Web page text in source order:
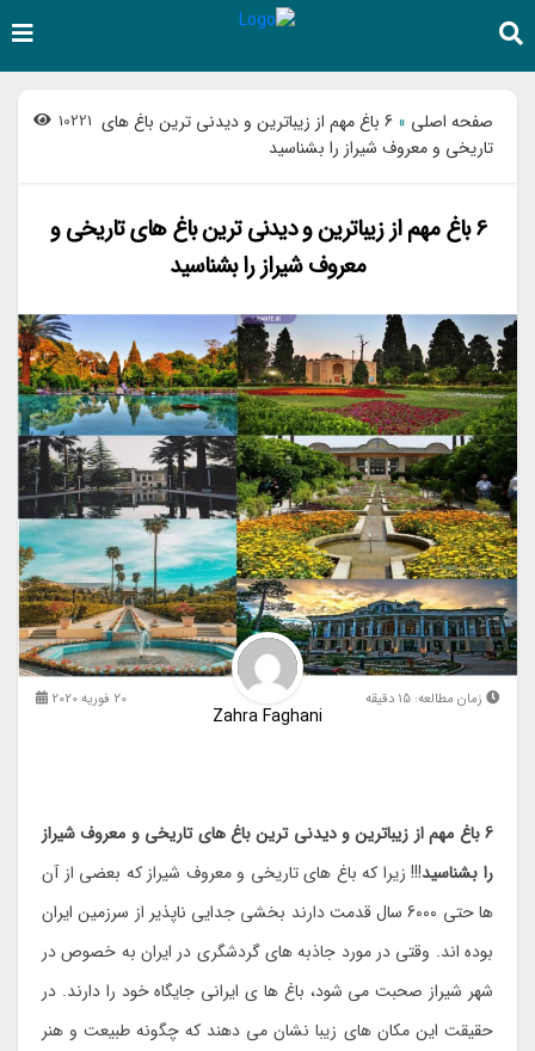
صفحه اصلی »
6 باغ مهم از زیباترین و دیدنی ترین باغ های
تاریخی و معروف شیراز را بشناسید
10221
6 باغ مهم از زیباترین و دیدنی ترین باغ های تاریخی و
معروف شیراز را بشناسید
Zahra Faghani
زمان مطالعه: 15 دقیقه 20 فوریه 2020
6 باغ مهم از زیباترین و دیدنی ترین باغ های تاریخی و معروف شیراز
را بشناسید!!! زیرا که باغ های تاریخی و معروف شیراز که بعضی از آن
ها حتی 6000 سال قدمت دارند بخشی جدایی ناپذیر از سرزمین ایران
بوده اند. وقتی در مورد جاذبه های گردشگری در ایران به خصوص در
شهر شیراز صحبت می شود، باغ ها ی ایرانی جایگاه خود را دارند. در
حقیقت این مکان های زیبا نشان می دهند که چگونه طبیعت و هنر